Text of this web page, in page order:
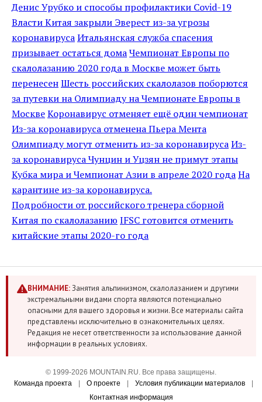
Денис Урубко и способы профилактики Covid-19
Власти Китая закрыли Эверест из-за угрозы
коронавирусаИтальянская служба спасения
призывает остаться домаЧемпионат Европы по
скалолазанию 2020 года в Москве может быть
перенесен Шесть российских скалолазов поборются
за путевки на Олимпиаду на Чемпионате Европы в
МосквеКоронавирус отменяет ещё один чемпионат
Из-за коронавируса отменена Пьера Мента
Олимпиаду могут отменить из-за коронавирусаИз-
за коронавируса Чунцин и Уцзян не примут этапы
Кубка мира и Чемпионат Азии в апреле 2020 годаНа
карантине из-за коронавируса.
Подробности от российского тренера сборной
Китая по скалолазанию IFSC готовится отменить
китайские этапы 2020-го года
ВНИМАНИЕ:Занятия альпинизмом, скалолазанием и другими
экстремальными видами спорта являются потенциально
опасными для вашего здоровья и жизни. Все материалы сайта
представлены исключительно в ознакомительных целях.
Редакция не несет ответственности за использование данной
информации в реальных условиях.
© 1999-2026 MOUNTAIN.RU. Все права защищены.
Команда проекта
О проекте Условия публикации материалов
Контактная информация